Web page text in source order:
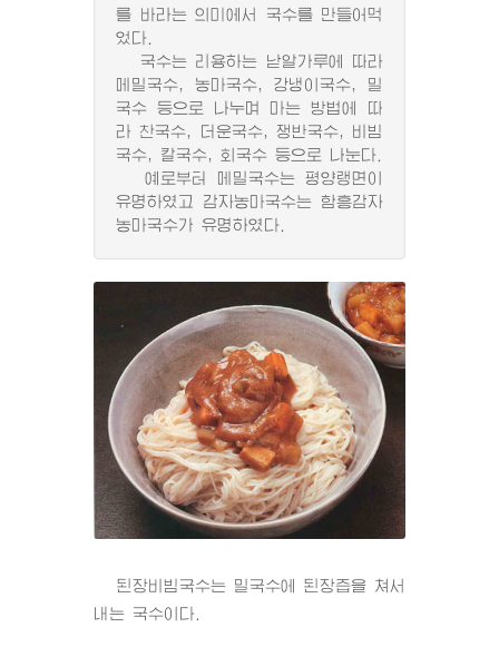
를 바라는 의미에서 국수를 만들어먹
었다.
국수는 리용하는 낟알가루에 따라
메밀국수, 농마국수, 강냉이국수, 밀
국수 등으로 나누며 마는 방법에 따
라 찬국수, 더운국수, 쟁반국수, 비빔
국수, 칼국수, 회국수 등으로 나눈다.
예로부터 메밀국수는 평양랭면이
유명하였고 감자농마국수는 함흥감자
농마국수가 유명하였다.
된장비빔국수는 밀국수에 된장즙을 쳐서
내는 국수이다.